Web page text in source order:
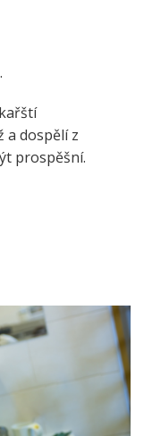
a dospělí z
prospěšní.